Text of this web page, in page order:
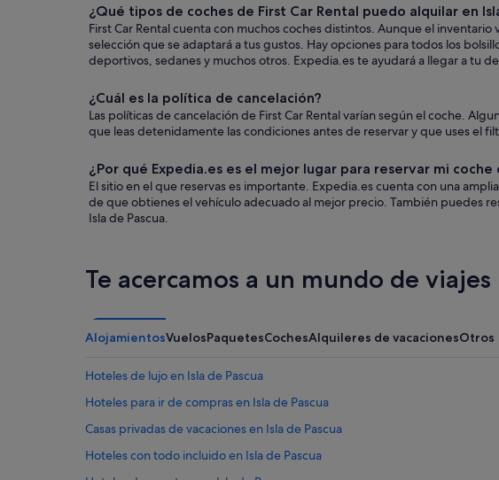
¿Qué tipos de coches de First Car Rental puedo alquilar en
First Car Rental cuenta con muchos coches distintos. Aunque el
selección que se adaptará a tus gustos. Hay opciones para todos los
deportivos, sedanes y muchos otros. Expedia.es te ayudará a llegar a tu
¿Cuál es la política de cancelación?
Las políticas de cancelación de First Car Rental varían según el coche.
que leas detenidamente las condiciones antes de reservar y que uses el
¿Por qué Expedia.es es el mejor lugar para reservar mi coche
El sitio en el que reservas es importante. Expedia.es cuenta con una
de que obtienes el vehículo adecuado al mejor precio. También puedes
Isla de Pascua.
Te acercamos a un mundo de viajes
AlojamientosVuelosPaquetesCochesAlquileres de vacacionesOtros
Hoteles de lujo en Isla de Pascua
Hoteles para ir de compras en Isla de Pascua
Casas privadas de vacaciones en Isla de Pascua
Hoteles con todo incluido en Isla de Pascua